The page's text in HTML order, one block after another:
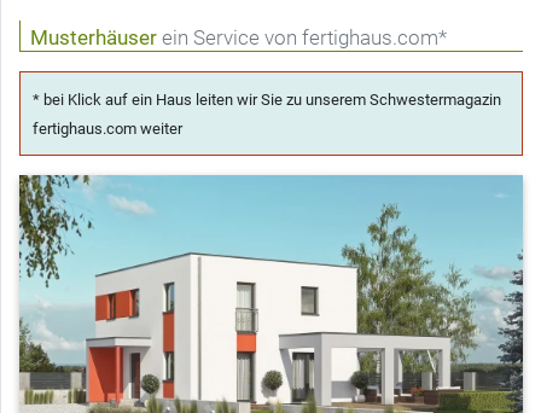
Musterhäuser ein Service von fertighaus.com*
* bei Klick auf ein Haus leiten wir Sie zu unserem Schwestermagazin
fertighaus.com weiter